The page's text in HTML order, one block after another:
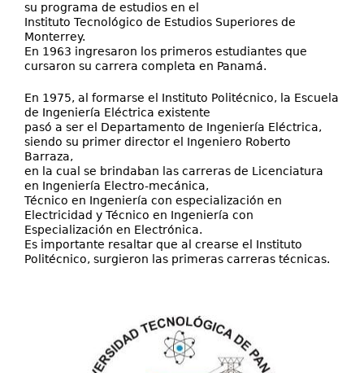
su programa de estudios en el
Instituto Tecnológico de Estudios Superiores de
Monterrey.
En 1963 ingresaron los primeros estudiantes que
cursaron su carrera completa en Panamá.
En 1975, al formarse el Instituto Politécnico, la Escuela
de Ingeniería Eléctrica existente
pasó a ser el Departamento de Ingeniería Eléctrica,
siendo su primer director el Ingeniero Roberto
Barraza,
en la cual se brindaban las carreras de Licenciatura
en Ingeniería Electro-mecánica,
Técnico en Ingeniería con especialización en
Electricidad y Técnico en Ingeniería con
Especialización en Electrónica.
Es importante resaltar que al crearse el Instituto
Politécnico, surgieron las primeras carreras técnicas.